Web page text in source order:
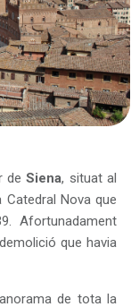
deSiena, situat al
Catedral Nova que
Afortunadament
que havia
de tota la